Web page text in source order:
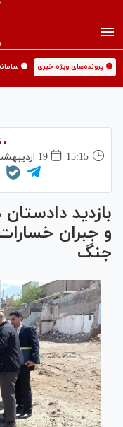
🟡 پرونده‌های ویژه خبری 🟡
15:15
19 ارديبهشت 1405
بازدید
و جبران
جنگ